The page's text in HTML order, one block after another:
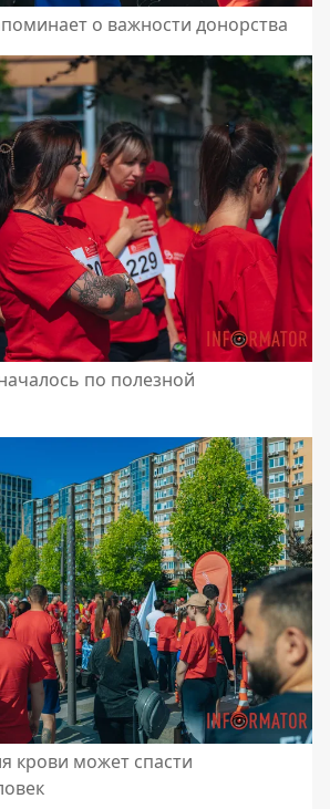
о важности донорства
по полезной
крови может спасти